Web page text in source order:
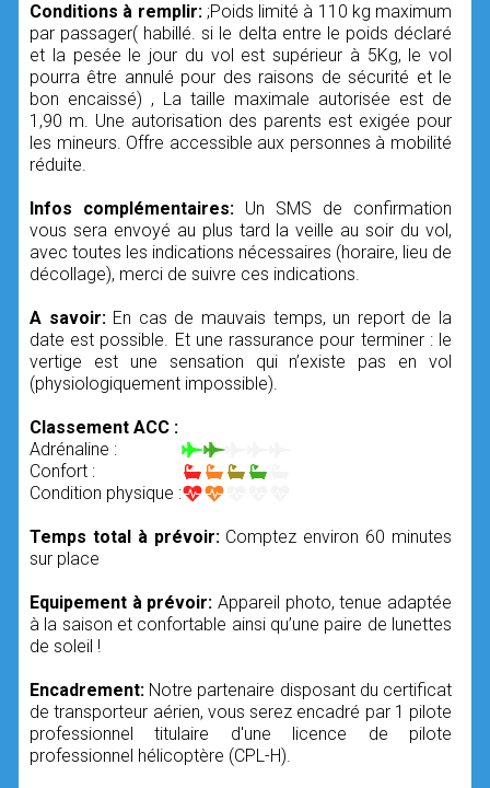
Conditions à remplir: ;Poids limité à 110 kg maximum
par passager( habillé. si le delta entre le poids déclaré
et la pesée le jour du vol est supérieur à 5Kg, le vol
pourra être annulé pour des raisons de sécurité et le
bon encaissé) , La taille maximale autorisée est de
1,90 m. Une autorisation des parents est exigée pour
les mineurs. Offre accessible aux personnes à mobilité
réduite.
Infos complémentaires: Un SMS de confirmation
vous sera envoyé au plus tard la veille au soir du vol,
avec toutes les indications nécessaires (horaire, lieu de
décollage), merci de suivre ces indications.
A savoir: En cas de mauvais temps, un report de la
date est possible. Et une rassurance pour terminer : le
vertige est une sensation qui n’existe pas en vol
(physiologiquement impossible).
Classement ACC :
Adrénaline :
Confort :
Condition physique :
Temps total à prévoir: Comptez environ 60 minutes
sur place
Equipement à prévoir: Appareil photo, tenue adaptée
à la saison et confortable ainsi qu’une paire de lunettes
de soleil !
Encadrement: Notre partenaire disposant du certificat
de transporteur aérien, vous serez encadré par 1 pilote
professionnel titulaire d'une licence de pilote
professionnel hélicoptère (CPL-H).